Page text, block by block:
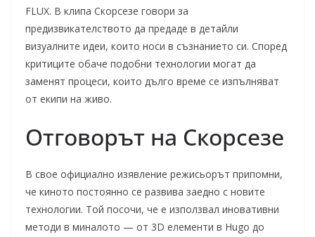
FLUX. В клипа Скорсезе говори за
предизвикателството да предаде в детайли
визуалните идеи, които носи в съзнанието си. Според
критиците обаче подобни технологии могат да
заменят процеси, които дълго време се изпълняват
от екипи на живо.
Отговорът на Скорсезе
В свое официално изявление режисьорът припомни,
че киното постоянно се развива заедно с новите
технологии. Той посочи, че е използвал иновативни
методи в миналото — от 3D елементи в Hugo до